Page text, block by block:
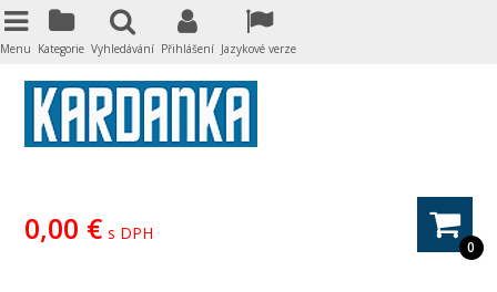
0
0,00 € s DPH
Menu Kategorie Vyhledávání Přihlášení Jazykové verze